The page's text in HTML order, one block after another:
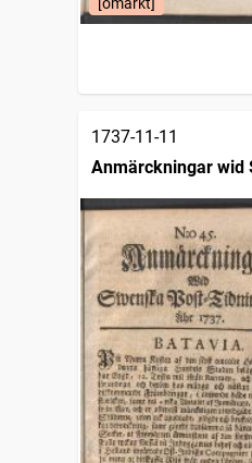
1737-11-11
Anmärckningar wid
posttidningarne